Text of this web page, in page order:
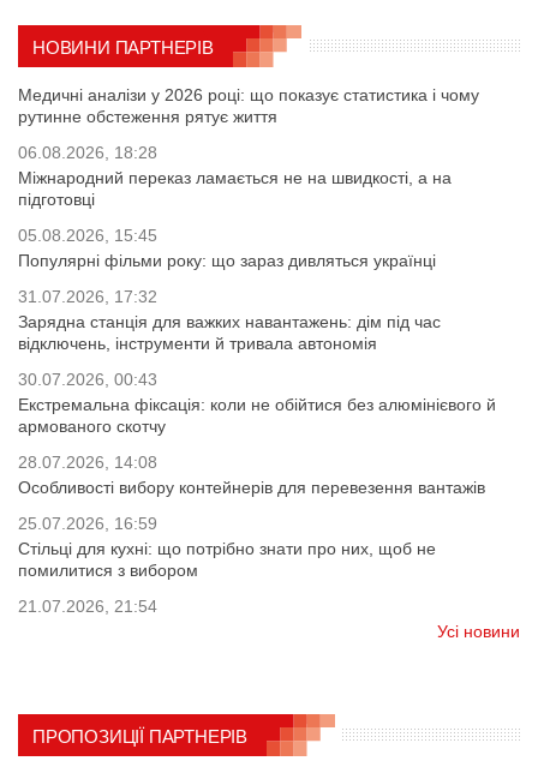
НОВИНИ ПАРТНЕРІВ
Медичні аналізи у 2026 році: що показує статистика і чому
рутинне обстеження рятує життя
06.08.2026, 18:28
Міжнародний переказ ламається не на швидкості, а на
підготовці
05.08.2026, 15:45
Популярні фільми року: що зараз дивляться українці
31.07.2026, 17:32
Зарядна станція для важких навантажень: дім під час
відключень, інструменти й тривала автономія
30.07.2026, 00:43
Екстремальна фіксація: коли не обійтися без алюмінієвого й
армованого скотчу
28.07.2026, 14:08
Особливості вибору контейнерів для перевезення вантажів
25.07.2026, 16:59
Стільці для кухні: що потрібно знати про них, щоб не
помилитися з вибором
21.07.2026, 21:54
Усі новини
ПРОПОЗИЦІЇ ПАРТНЕРІВ